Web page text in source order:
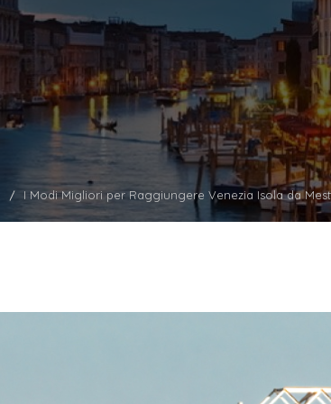
I Modi Migliori per Raggiungere Venezia Isola da